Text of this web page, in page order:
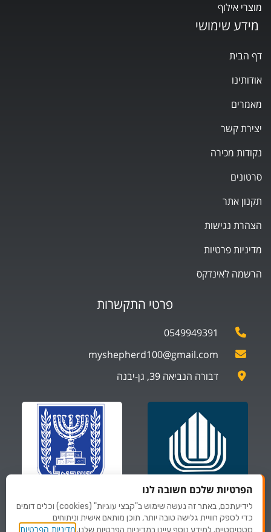
פרטי התקשרות
0549949391
myshepherd100@gmail.com
דבורה הנביאה 39, גן-יבנה
ספקים של
משרד הביטחון
ספקים של
משרד לביטחון פנים
מידע שימושי
דף הבית
אודותינו
מאמרים
יצירת קשר
נקודות מכירה
סרטונים
תקנון אתר
הצהרת נגישות
מדיניות פרטיות
הרשמה לאינדקס
מוצרי אילוף
הפרטיות שלכם חשובה לנו
לידיעתכם, באתר זה נעשה שימוש ב"קבצי עוגיות" (cookies) וכלים דומים
כדי לספק חוויית גלישה טובה יותר, תוכן מותאם אישית וניתוחים
סטטיסטיים. למידע נוסף עיינו במדיניות הפרטיות שלנו.מדיניות הפרטיות